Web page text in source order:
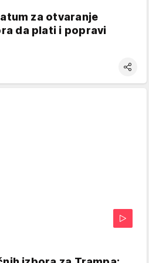
za otvaranje
da plati i popravi